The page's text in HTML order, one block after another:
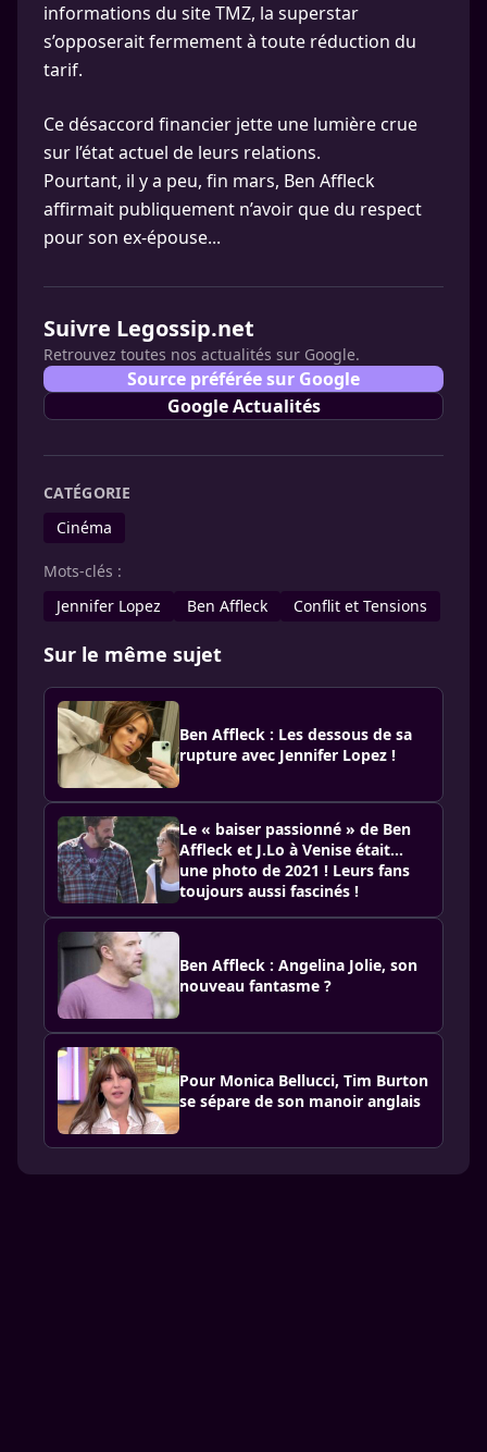
informations du site TMZ, la superstar
s’opposerait fermement à toute réduction du
tarif.
Ce désaccord financier jette une lumière crue
sur l’état actuel de leurs relations.
Pourtant, il y a peu, fin mars, Ben Affleck
affirmait publiquement n’avoir que du respect
pour son ex-épouse...
Suivre Legossip.net
Retrouvez toutes nos actualités sur Google.
Source préférée sur Google
Google Actualités
CATÉGORIE
Cinéma
Mots-clés :
Jennifer Lopez
Ben Affleck Conflit et Tensions
Sur le même sujet
Ben Affleck : Les dessous de sa
rupture avec Jennifer Lopez !
Le « baiser passionné » de Ben
Affleck et J.Lo à Venise était...
une photo de 2021 ! Leurs fans
toujours aussi fascinés !
Ben Affleck : Angelina Jolie, son
nouveau fantasme ?
Pour Monica Bellucci, Tim Burton
se sépare de son manoir anglais